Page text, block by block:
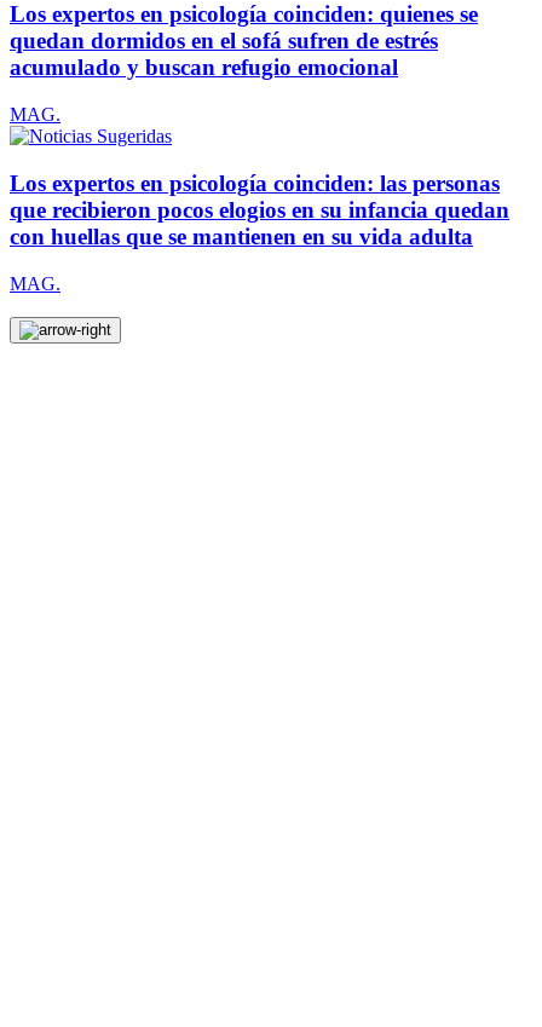
Los expertos en psicología coinciden: quienes se
quedan dormidos en el sofá sufren de estrés
acumulado y buscan refugio emocional
MAG.
Los expertos en psicología coinciden: las personas
que recibieron pocos elogios en su infancia quedan
con huellas que se mantienen en su vida adulta
MAG.